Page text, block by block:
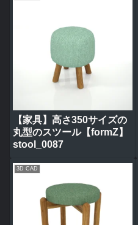
【家具】高さ350サイズの
丸型のスツール【formZ】
stool_0087
3D CAD